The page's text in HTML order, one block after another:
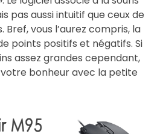
pas aussi intuitif que ceux de
vous l’aurez compris, la
points positifs et négatifs. Si
assez grandes cependant,
bonheur avec la petite